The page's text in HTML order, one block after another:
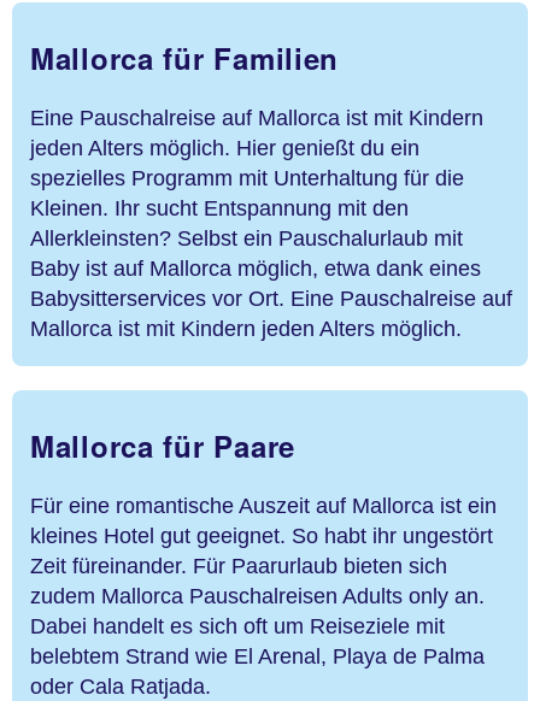
Mallorca für Familien
Eine Pauschalreise auf Mallorca ist mit Kindern
jeden Alters möglich. Hier genießt du ein
spezielles Programm mit Unterhaltung für die
Kleinen. Ihr sucht Entspannung mit den
Allerkleinsten? Selbst ein Pauschalurlaub mit
Baby ist auf Mallorca möglich, etwa dank eines
Babysitterservices vor Ort. Eine Pauschalreise auf
Mallorca ist mit Kindern jeden Alters möglich.
Mallorca für Paare
Für eine romantische Auszeit auf Mallorca ist ein
kleines Hotel gut geeignet. So habt ihr ungestört
Zeit füreinander. Für Paarurlaub bieten sich
zudem Mallorca Pauschalreisen Adults only an.
Dabei handelt es sich oft um Reiseziele mit
belebtem Strand wie El Arenal, Playa de Palma
oder Cala Ratjada.